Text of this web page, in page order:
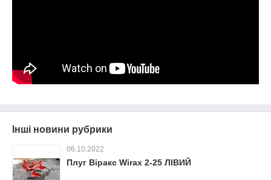
Інші новини рубрики
06.10.2022
Плуг Віракс Wirax 2-25 ЛІВИЙ